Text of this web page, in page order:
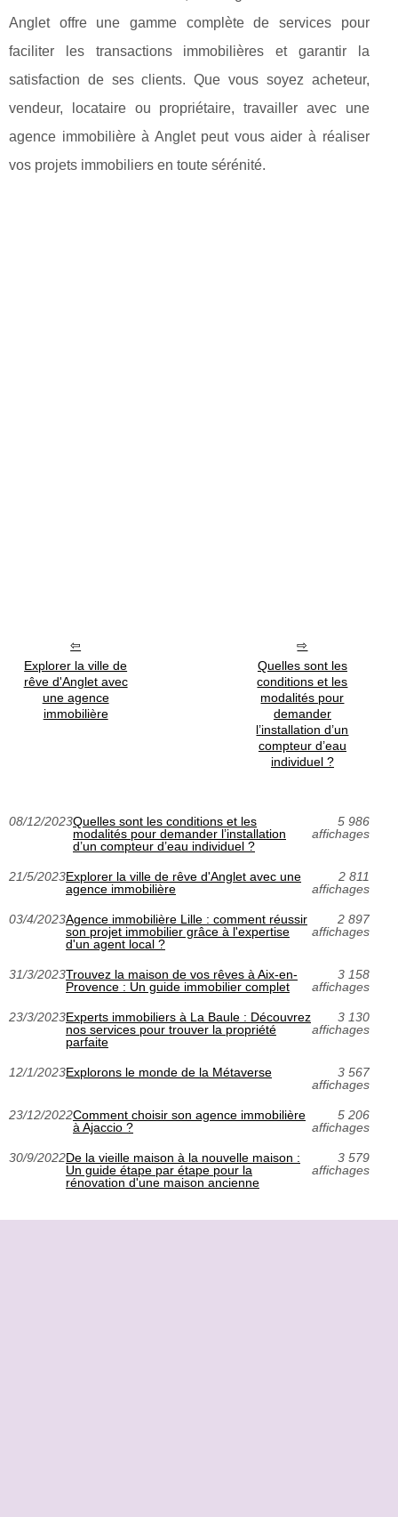
Anglet offre une gamme complète de services pour
faciliter les transactions immobilières et garantir la
satisfaction de ses clients. Que vous soyez acheteur,
vendeur, locataire ou propriétaire, travailler avec une
agence immobilière à Anglet peut vous aider à réaliser
vos projets immobiliers en toute sérénité.
Explorer la ville de
rêve d'Anglet avec
une agence
immobilière
Quelles sont les
conditions et les
modalités pour
demander
l’installation d’un
compteur d’eau
individuel ?
08/12/2023Quelles sont les conditions et les
modalités pour demander l’installation
d’un compteur d’eau individuel ?
5 986
affichages
21/5/2023Explorer la ville de rêve d'Anglet avec une
agence immobilière
2 811
affichages
03/4/2023Agence immobilière Lille : comment réussir
son projet immobilier grâce à l'expertise
d'un agent local ?
2 897
affichages
31/3/2023Trouvez la maison de vos rêves à Aix-en-
Provence : Un guide immobilier complet
3 158
affichages
23/3/2023Experts immobiliers à La Baule : Découvrez
nos services pour trouver la propriété
parfaite
3 130
affichages
12/1/2023Explorons le monde de la Métaverse
3 567
affichages
23/12/2022Comment choisir son agence immobilière
à Ajaccio ?
5 206
affichages
30/9/2022De la vieille maison à la nouvelle maison :
Un guide étape par étape pour la
rénovation d'une maison ancienne
3 579
affichages